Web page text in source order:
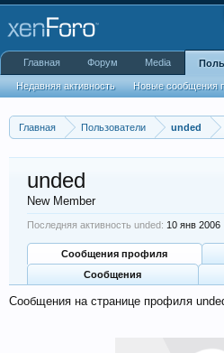
Главная Пользователи unded
unded
New Member
Последняя активность unded: 10 янв 2006
Сообщения профиля
Сообщения
Сообщения на странице профиля
Главная Форум Media
Недавняя активность Новые сообщения